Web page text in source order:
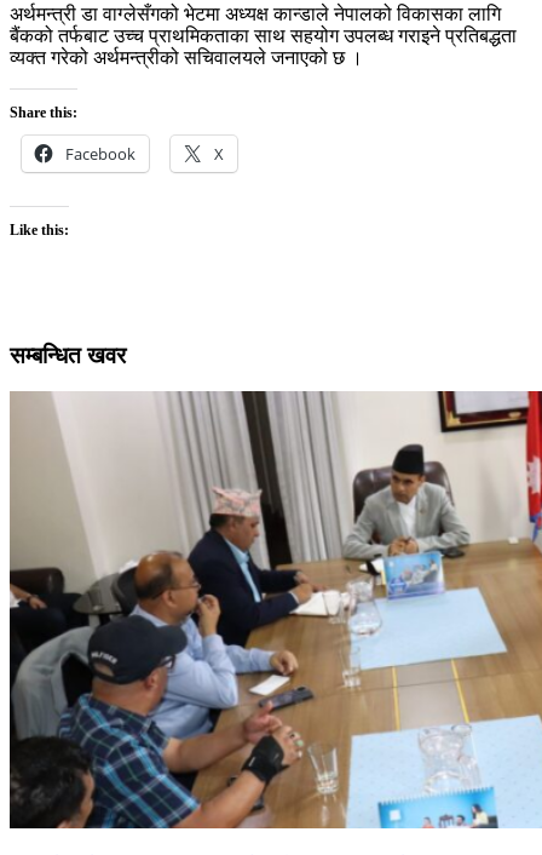
अर्थमन्त्री डा वाग्लेसँगको भेटमा अध्यक्ष कान्डाले नेपालको विकासका लागि
बैंकको तर्फबाट उच्च प्राथमिकताका साथ सहयोग उपलब्ध गराइने प्रतिबद्धता
व्यक्त गरेको अर्थमन्त्रीको सचिवालयले जनाएको छ ।
Share this:
Facebook X
Like this:
सम्बन्धित खवर